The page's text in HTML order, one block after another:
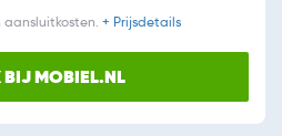
aansluitkosten. + Prijsdetails
BIJ MOBIEL.NL